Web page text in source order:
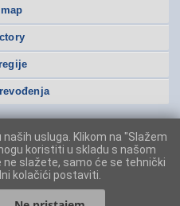
usluga. Klikom na "Slažem
koristiti u skladu s našom
ne slažete, samo će se tehnički
kolačići postaviti.